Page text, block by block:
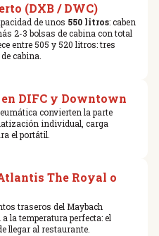
(DXB / DWC)
de unos 550 litros: caben
2-3 bolsas de cabina con total
entre 505 y 520 litros: tres
cabina.
DIFC y Downtown
convierten la parte
individual, carga
el portátil.
The Royal o
traseros del Maybach
la temperatura perfecta: el
llegar al restaurante.